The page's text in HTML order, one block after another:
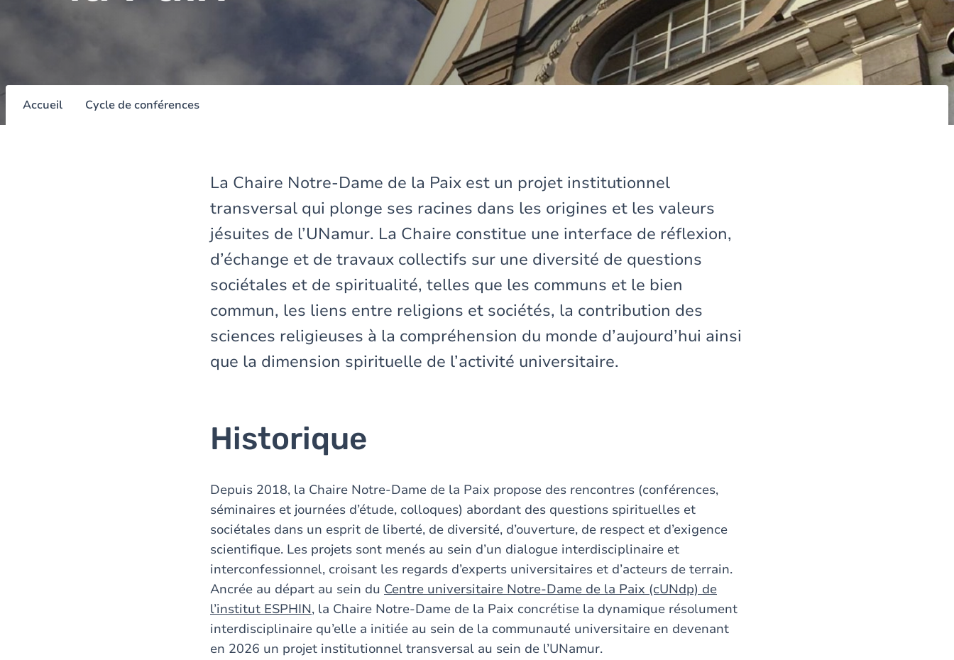
Accueil Cycle de conférences
La Chaire Notre-Dame de la Paix est un projet institutionnel
transversal qui plonge ses racines dans les origines et les valeurs
jésuites de l’UNamur. La Chaire constitue une interface de réflexion,
d’échange et de travaux collectifs sur une diversité de questions
sociétales et de spiritualité, telles que les communs et le bien
commun, les liens entre religions et sociétés, la contribution des
sciences religieuses à la compréhension du monde d’aujourd’hui ainsi
que la dimension spirituelle de l’activité universitaire.
Historique
Depuis 2018, la Chaire Notre-Dame de la Paix propose des rencontres (conférences,
séminaires et journées d’étude, colloques) abordant des questions spirituelles et
sociétales dans un esprit de liberté, de diversité, d’ouverture, de respect et d’exigence
scientifique. Les projets sont menés au sein d’un dialogue interdisciplinaire et
interconfessionnel, croisant les regards d’experts universitaires et d’acteurs de terrain.
Ancrée au départ au sein du Centre universitaire Notre-Dame de la Paix (cUNdp) de
l’institut ESPHIN, la Chaire Notre-Dame de la Paix concrétise la dynamique résolument
interdisciplinaire qu’elle a initiée au sein de la communauté universitaire en devenant
en 2026 un projet institutionnel transversal au sein de l’UNamur.